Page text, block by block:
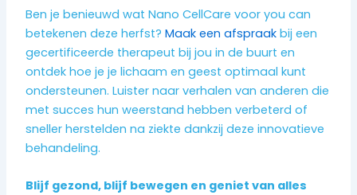
Ben je benieuwd wat Nano CellCare voor you can
betekenen deze herfst?Maak een afspraak bij een
gecertificeerde therapeut bij jou in de buurt en
ontdek hoe je je lichaam en geest optimaal kunt
ondersteunen. Luister naar verhalen van anderen die
met succes hun weerstand hebben verbeterd of
sneller herstelden na ziekte dankzij deze innovatieve
behandeling.
Blijf gezond, blijf bewegen en geniet van alles